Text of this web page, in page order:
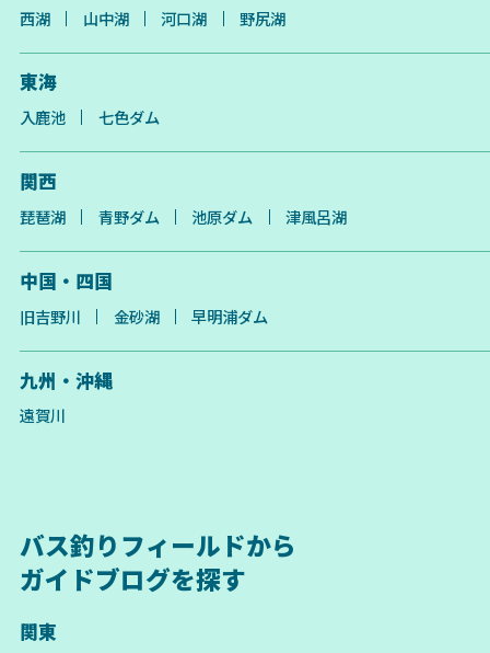
西湖 山中湖 河口湖 野尻湖
東海
入鹿池 七色ダム
関西
琵琶湖 青野ダム 池原ダム 津風呂湖
中国・四国
旧吉野川 金砂湖 早明浦ダム
九州・沖縄
遠賀川
バス釣りフィールドから
ガイドブログを探す
関東